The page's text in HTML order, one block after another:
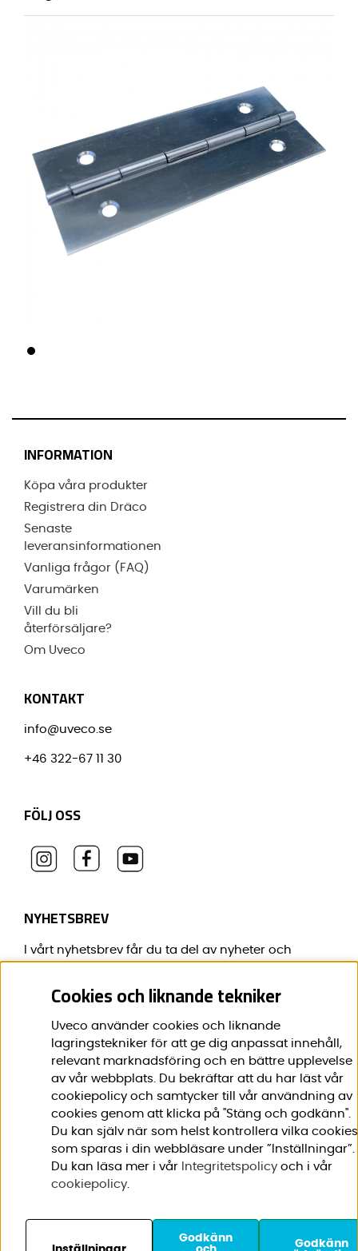
INFORMATION
Köpa våra produkter
Registrera din Dräco
Senaste
leveransinformationen
Vanliga frågor (FAQ)
Varumärken
Vill du bli
återförsäljare?
Om Uveco
KONTAKT
info@uveco.se
+46 322-67 11 30
FÖLJ OSS
NYHETSBREV
I vårt nyhetsbrev får du ta del av nyheter och
Förnamn:*
© 2020-2026 Uveco AB. Vi
Cookies och liknande tekniker
Uveco använder cookies och liknande
lagringstekniker för att ge dig anpassat innehåll,
relevant marknadsföring och en bättre upplevelse
av vår webbplats. Du bekräftar att du har läst vår
cookiepolicy och samtycker till vår användning av
cookies genom att klicka på "Stäng och godkänn".
Du kan själv när som helst kontrollera vilka cookies
som sparas i din webbläsare under ”Inställningar”.
Du kan läsa mer i vår Integritetspolicy och i vår
cookiepolicy.
Godkänn
Godkänn